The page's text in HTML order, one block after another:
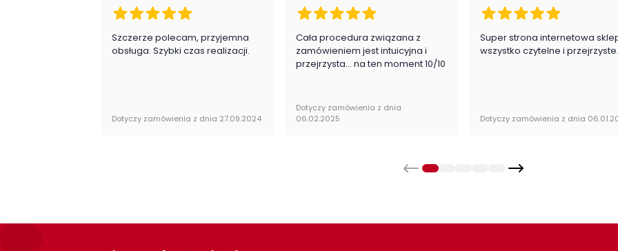
Szczerze polecam, przyjemna
obsługa. Szybki czas realizacji.
Dotyczy zamówienia z dnia 27.09.2024
Cała procedura związana z
zamówieniem jest intuicyjna i
przejrzysta... na ten moment 10/10
Dotyczy zamówienia z dnia
06.02.2025
Super strona internetowa
wszystko czytelne i przejrzyste.
Dotyczy zamówienia z dnia